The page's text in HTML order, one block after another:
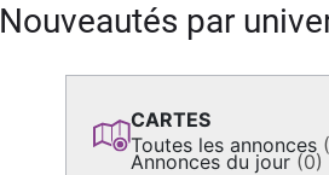
Nouveautés par
CARTES
Toutes les annonces
Annonces du jour (0)